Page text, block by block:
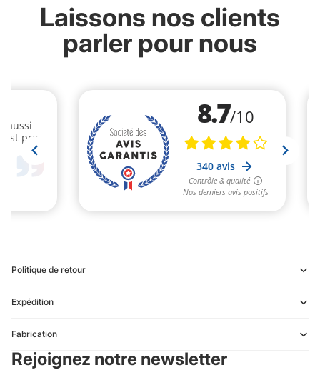
Laissons nos clients
parler pour nous
Politique de retour
Expédition
Fabrication
Rejoignez notre newsletter
Terms of service